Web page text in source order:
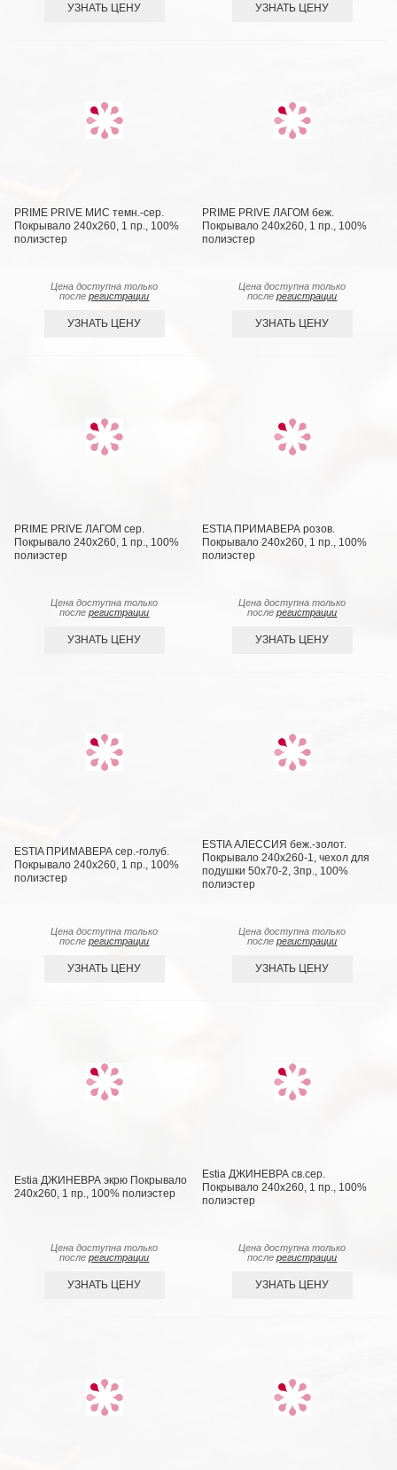
УЗНАТЬ ЦЕНУ УЗНАТЬ ЦЕНУ
PRIME PRIVE МИС темн.-сер.
Покрывало 240х260, 1 пр., 100%
полиэстер
Цена доступна только
послерегистрации
УЗНАТЬ ЦЕНУ
PRIME PRIVE ЛАГОМ беж.
Покрывало 240х260, 1 пр., 100%
полиэстер
Цена доступна только
послерегистрации
УЗНАТЬ ЦЕНУ
PRIME PRIVE ЛАГОМ сер.
Покрывало 240х260, 1 пр., 100%
полиэстер
Цена доступна только
послерегистрации
УЗНАТЬ ЦЕНУ
ESTIA ПРИМАВЕРА розов.
Покрывало 240х260, 1 пр., 100%
полиэстер
Цена доступна только
послерегистрации
УЗНАТЬ ЦЕНУ
ESTIA ПРИМАВЕРА сер.-голуб.
Покрывало 240х260, 1 пр., 100%
полиэстер
Цена доступна только
послерегистрации
УЗНАТЬ ЦЕНУ
ESTIA АЛЕССИЯ беж.-золот.
Покрывало 240х260-1, чехол для
подушки 50х70-2, 3пр., 100%
полиэстер
Цена доступна только
послерегистрации
УЗНАТЬ ЦЕНУ
Estia ДЖИНЕВРА экрю Покрывало
240х260, 1 пр., 100% полиэстер
Цена доступна только
послерегистрации
УЗНАТЬ ЦЕНУ
Estia ДЖИНЕВРА св.сер.
Покрывало 240х260, 1 пр., 100%
полиэстер
Цена доступна только
послерегистрации
УЗНАТЬ ЦЕНУ